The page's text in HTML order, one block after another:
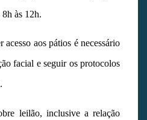
às 12h.
acesso aos pátios é necessário
facial e seguir os protocolos
leilão, inclusive a relação